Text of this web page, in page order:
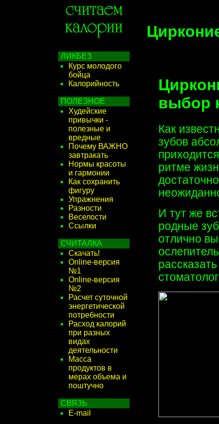
ЛИКБЕЗ
Курс молодого
бойца
Калорийность
ПОЛЕЗНОЕ
Худейские
привычки -
полезные и
вредные
Почему ВАЖНО
завтракать
Нормы красоты
и гармонии
Как сохранить
фигуру
Упражнения
Разности
Веселости
Ссылки
СЧИТАЛКА
Скачать!
Online-версия
№1
Online-версия
№2
Расчет суточной
энергетической
потребности
Расход калорий
при разных
видах
деятельности
Масса
продуктов в
мерах объема и
поштучно
СВЯЗЬ
E-mail
выбор
Как
зубов
ритме
И тут же
родные
отлично